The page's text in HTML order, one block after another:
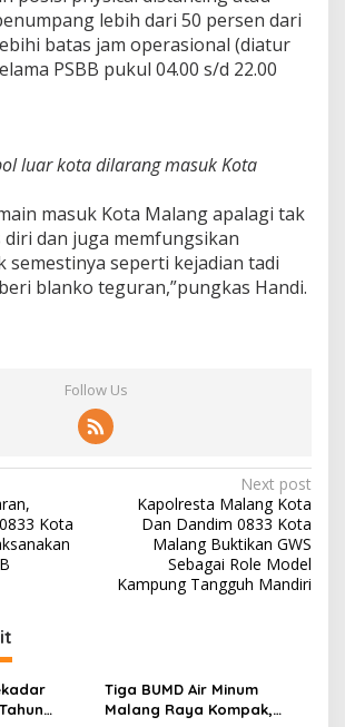
n
P
e
t
P
s
P
a
m
A
lebih dari 50 persen dari
batas jam operasional (diatur
PSBB pukul 04.00 s/d 22.00
luar kota dilarang masuk Kota
masuk Kota Malang apalagi tak
diri dan juga memfungsikan
semestinya seperti kejadian tadi
blanko teguran,”pungkas Handi.
Follow Us
Kota
Next post
Kapolresta Malang Kota
Dan Dandim 0833 Kota
Malang Buktikan GWS
Sebagai Role Model
Kampung Tangguh Mandiri
Tiga BUMD Air Minum
Malang Raya Kompak,